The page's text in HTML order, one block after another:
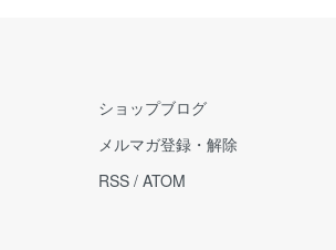
ショップブログ
メルマガ登録・解除
RSS / ATOM